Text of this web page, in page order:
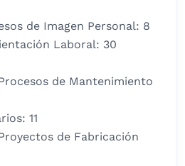
de Imagen Personal: 8
Laboral: 30
de Mantenimiento
11
de Fabricación